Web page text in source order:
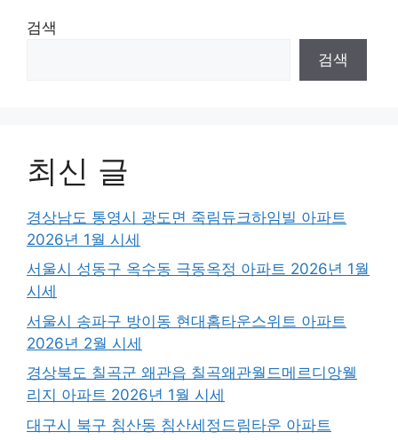
검색
검색
최신 글
경상남도 통영시 광도면 죽림듀크하임빌 아파트
2026년 1월 시세
서울시 성동구 옥수동 극동옥정 아파트 2026년 1월
시세
서울시 송파구 방이동 현대홈타운스위트 아파트
2026년 2월 시세
경상북도 칠곡군 왜관읍 칠곡왜관월드메르디앙웰
리지 아파트 2026년 1월 시세
대구시 북구 침산동 침산세정드림타운 아파트